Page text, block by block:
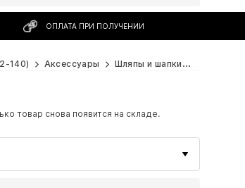
ОПЛАТА ПРИ ПОЛУЧЕНИИ
140) Аксессуары Шляпы и шапки
товар снова появится на складе.